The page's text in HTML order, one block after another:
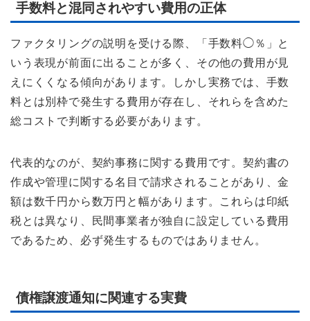
手数料と混同されやすい費用の正体
ファクタリングの説明を受ける際、「手数料◯％」と
いう表現が前面に出ることが多く、その他の費用が見
えにくくなる傾向があります。しかし実務では、手数
料とは別枠で発生する費用が存在し、それらを含めた
総コストで判断する必要があります。
代表的なのが、契約事務に関する費用です。契約書の
作成や管理に関する名目で請求されることがあり、金
額は数千円から数万円と幅があります。これらは印紙
税とは異なり、民間事業者が独自に設定している費用
であるため、必ず発生するものではありません。
債権譲渡通知に関連する実費